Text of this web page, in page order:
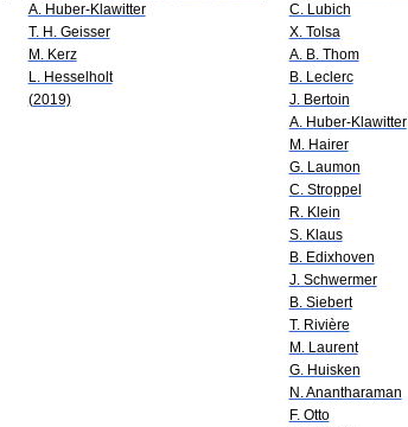
A. Huber-Klawitter
T. H. Geisser
M. Kerz
L. Hesselholt
(2019)
C. Lubich
X. Tolsa
A. B. Thom
B. Leclerc
J. Bertoin
A. Huber-Klawitter
M. Hairer
G. Laumon
C. Stroppel
R. Klein
S. Klaus
B. Edixhoven
J. Schwermer
B. Siebert
T. Rivière
M. Laurent
G. Huisken
N. Anantharaman
F. Otto